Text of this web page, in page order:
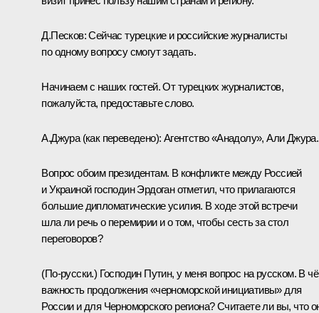
Д.Песков:Сейчас турецкие и российские журналисты
по одному вопросу смогут задать.
Начинаем с наших гостей. От турецких журналистов,
пожалуйста, предоставьте слово.
А.Джура (как переведено): Агентство «Анадолу», Али Джура.
Вопрос обоим президентам. В конфликте между Россией
и Украиной господин Эрдоган отметил, что прилагаются
большие дипломатические усилия. В ходе этой встречи
шла ли речь о перемирии и о том, чтобы сесть за стол
переговоров?
(По-русски.) Господин Путин, у меня вопрос на русском. В
важность продолжения «черноморской инициативы» для
России и для Черноморского региона? Считаете ли вы, что